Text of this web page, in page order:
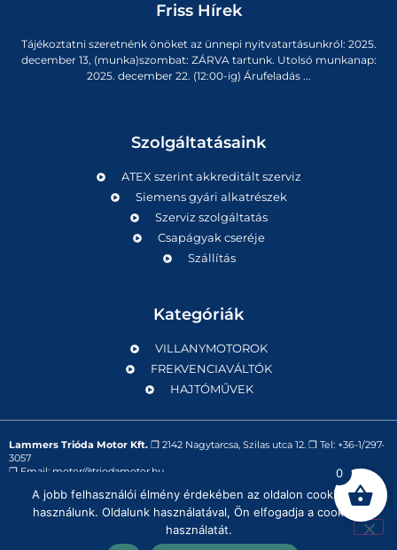
Friss Hírek
Tájékoztatni szeretnénk önöket az ünnepi nyitvatartásunkról: 2025.
december 13, (munka)szombat: ZÁRVA tartunk. Utolsó munkanap:
2025. december 22. (12:00-ig) Árufeladás ...
Szolgáltatásaink
ATEX szerint akkreditált szerviz
Siemens gyári alkatrészek
Szerviz szolgáltatás
Csapágyak cseréje
Szállítás
Kategóriák
VILLANYMOTOROK
FREKVENCIAVÁLTÓK
HAJTÓMŰVEK
Lammers Trióda Motor Kft. ❒ 2142 Nagytarcsa, Szilas utca 12. ❒ Tel: +36-1/297-
3057
❒ Email: motor@triodamotor.hu
Powered byDigit-Now Kft.
0
A jobb felhasználói élmény érdekében az oldalon cookie-kat
használunk. Oldalunk használatával, Ön elfogadja a cookie-k
használatát.